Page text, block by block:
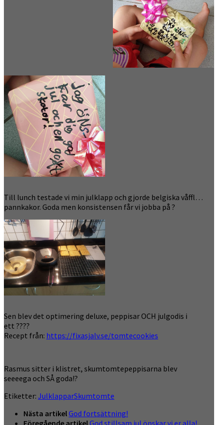
Till lunch testade vi min julklapp och gjorde belgiska våffl…
pannkakor. Goda men konsistensen får vi jobba på ?
Sen blev det optimering deluxe, peppisar OCH julgodis i
ett ????
Recept från: https://fixasjalv.se/tomtecookies
Rasmus sitter i klistret, skumtomtepeppisarna blev
seeeega och SÅ goda!?
Etiketter: JulklapparSkumtomte
Nästa artikelGod fortsättning!
Föregående artikelGod stillsam jul önskar vi er alla!